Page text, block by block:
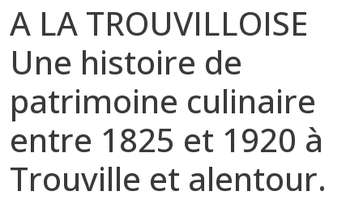
A LA TROUVILLOISE
Une histoire de
patrimoine culinaire
entre 1825 et 1920 à
Trouville et alentour.